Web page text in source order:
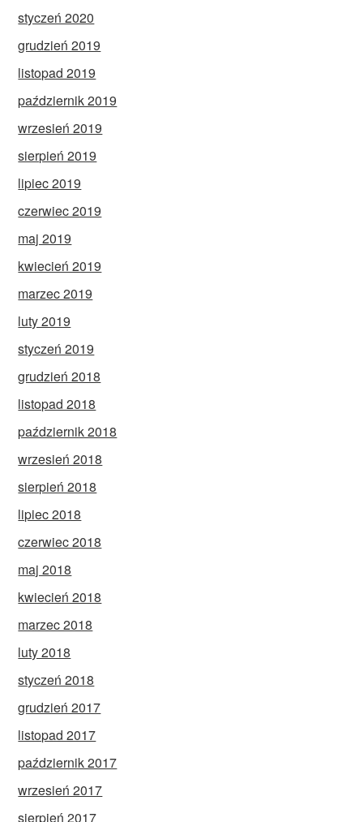
styczeń 2020
grudzień 2019
listopad 2019
październik 2019
wrzesień 2019
sierpień 2019
lipiec 2019
czerwiec 2019
maj 2019
kwiecień 2019
marzec 2019
luty 2019
styczeń 2019
grudzień 2018
listopad 2018
październik 2018
wrzesień 2018
sierpień 2018
lipiec 2018
czerwiec 2018
maj 2018
kwiecień 2018
marzec 2018
luty 2018
styczeń 2018
grudzień 2017
listopad 2017
październik 2017
wrzesień 2017
sierpień 2017